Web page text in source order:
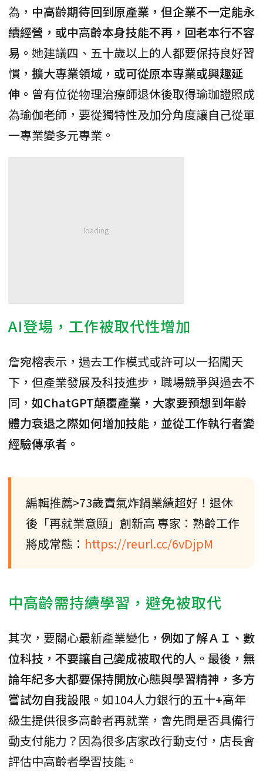
為， 中高齡期待回到原產業，但企業不一定能永
續經營，或中高齡本身技能不再，回老本行不容
易。 她建議四、五十歲以上的人都要保持良好習
慣， 擴大專業領域，或可從原本專業或興趣延
伸。 曾有位從物理治療師退休後取得瑜珈證照成
為瑜伽老師，要從獨特性及加分角度讓自己從單
一專業變多元專業。
AI登場，工作被取代性增加
詹宛榕表示，過去工作模式或許可以一招闖天
下，但產業發展及科技進步，職場競爭與過去不
同， 如ChatGPT顛覆產業，大家要預想到年齡
體力衰退之際如何增加技能，並從工作執行者變
經驗傳承者。
編輯推薦>73歲賣氣炸鍋業績超好！退休
後「再就業意願」創新高 專家：熟齡工作
將成常態： https://reurl.cc/6vDjpM
中高齡需持續學習，避免被取代
其次，要關心最新產業變化， 例如了解ＡＩ、數
位科技，不要讓自己變成被取代的人。最後，無
論年紀多大都要保持開放心態與學習精神，多方
嘗試勿自我設限。 如104人力銀行的五十+高年
級生提供很多高齡者再就業，會先問是否具備行
動支付能力？因為很多店家改行動支付，店長會
評估中高齡者學習技能。